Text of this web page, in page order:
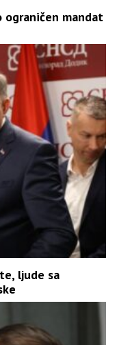
ograničen mandat
ljude sa